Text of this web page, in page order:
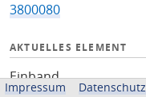
3800080
AKTUELLES ELEMENT
Einband
Impressum Datenschutz